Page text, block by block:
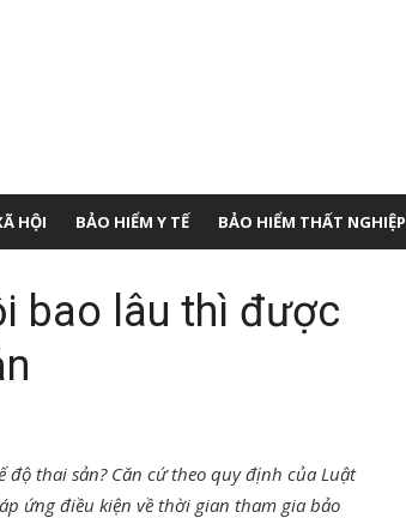
HỘI BẢO HIỂM Y TẾ BẢO HIỂM THẤT NGHIỆP
bao lâu thì được
thai sản? Căn cứ theo quy định của Luật
ứng điều kiện về thời gian tham gia bảo